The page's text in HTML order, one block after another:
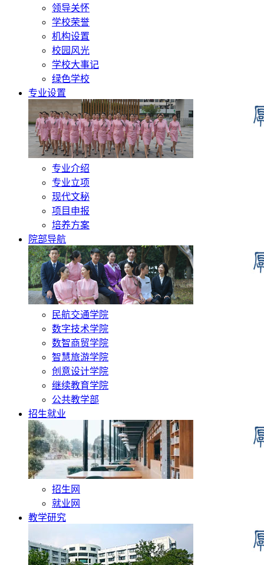
领导关怀
学校荣誉
机构设置
校园风光
学校大事记
绿色学校
专业设置
专业介绍
专业立项
现代文秘
项目申报
培养方案
院部导航
民航交通学院
数字技术学院
数智商贸学院
智慧旅游学院
创意设计学院
继续教育学院
公共教学部
招生就业
招生网
就业网
教学研究